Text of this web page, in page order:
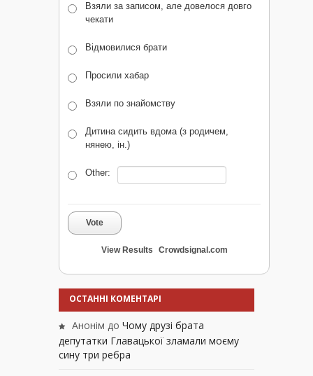
Взяли за записом, але довелося довго
чекати
Відмовилися брати
Просили хабар
Взяли по знайомству
Дитина сидить вдома (з родичем,
нянею, ін.)
Other:
Vote
View Results Crowdsignal.com
ОСТАННІ КОМЕНТАРІ
Анонім до Чому друзі брата
депутатки Главацької зламали моєму
сину три ребра